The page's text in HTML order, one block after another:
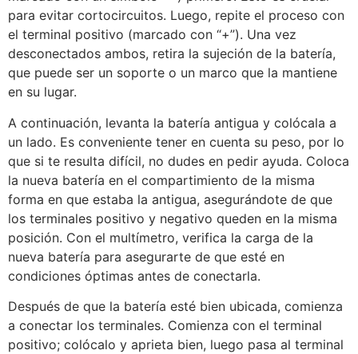
para evitar cortocircuitos. Luego, repite el proceso con
el terminal positivo (marcado con “+”). Una vez
desconectados ambos, retira la sujeción de la batería,
que puede ser un soporte o un marco que la mantiene
en su lugar.
A continuación, levanta la batería antigua y colócala a
un lado. Es conveniente tener en cuenta su peso, por lo
que si te resulta difícil, no dudes en pedir ayuda. Coloca
la nueva batería en el compartimiento de la misma
forma en que estaba la antigua, asegurándote de que
los terminales positivo y negativo queden en la misma
posición. Con el multímetro, verifica la carga de la
nueva batería para asegurarte de que esté en
condiciones óptimas antes de conectarla.
Después de que la batería esté bien ubicada, comienza
a conectar los terminales. Comienza con el terminal
positivo; colócalo y aprieta bien, luego pasa al terminal